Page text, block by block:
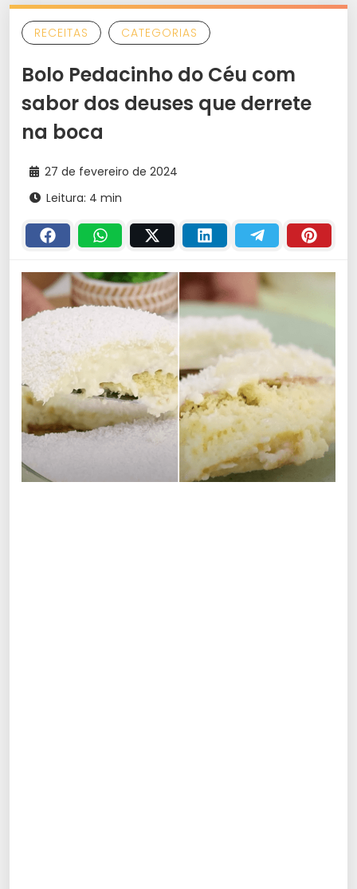
RECEITAS CATEGORIAS
Bolo Pedacinho do Céu com
sabor dos deuses que derrete
na boca
27 de fevereiro de 2024
Leitura: 4 min